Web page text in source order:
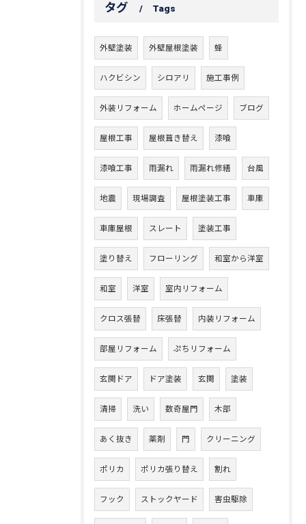
タグ Tags
外壁塗装 外壁屋根塗装 蜂
ハクビシン シロアリ 施工事例
外装リフォーム ホームページ ブログ
屋根工事 屋根葺き替え 漆喰
漆喰工事 雨漏れ 雨漏れ修繕 台風
地震 現場調査 屋根塗装工事 車庫
車庫屋根 スレート 塗装工事
塗り替え フローリング 和室から洋室
和室 洋室 室内リフォーム
クロス張替 床張替 内装リフォーム
部屋リフォーム ぷちリフォーム
玄関ドア ドア塗装 玄関 塗装
清掃 洗い 数奇屋門 木部
あく抜き 薬剤 門 クリーニング
ポリカ ポリカ張り替え 割れ
フック ストックヤード 害虫駆除